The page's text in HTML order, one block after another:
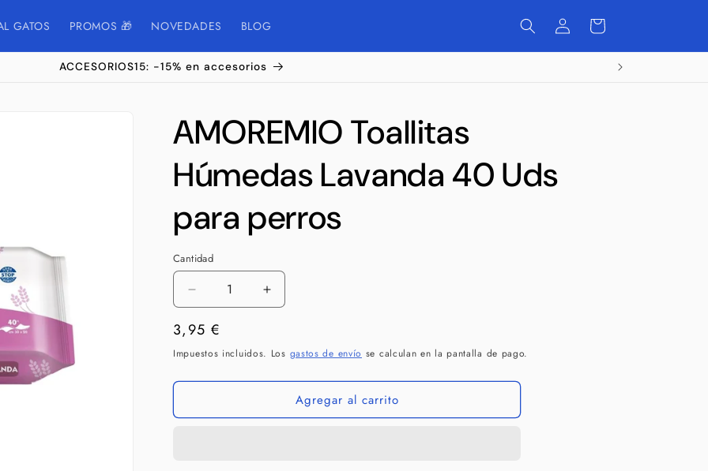
GATOS PROMOS 🎁 NOVEDADES BLOG
Iniciar
sesión
Carrito
ACCESORIOS15: -15% en accesorios
AMOREMIO Toallitas
Húmedas Lavanda 40 Uds
para perros
Cantidad
Cantidad
Reducir
cantidad
para
AMOREMIO
Húmedas
Aumentar
cantidad
AMOREMIO
Toallitas
Húmedas
Lavanda
Precio
habitual
3,95 €
Impuestos incluidos. Los gastos de envío se calculan en la pantalla de pago.
Agregar al carrito